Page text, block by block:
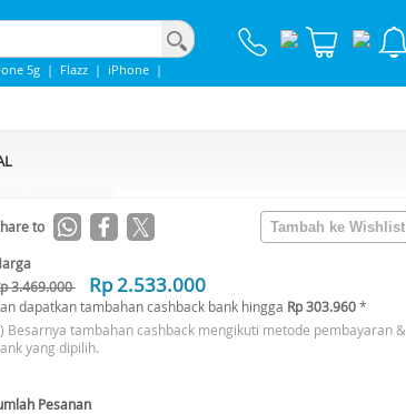
5g | Flazz | iPhone |
to
3.469.000
Rp 2.533.000
dapatkan tambahan cashback bank hingga Rp 303.960*
Besarnya tambahan cashback mengikuti metode pembayaran &
yang dipilih.
Pesanan